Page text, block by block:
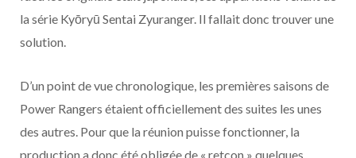
la série Kyōryū Sentai Zyuranger. Il fallait donc trouver une
solution.
D’un point de vue chronologique, les premières saisons de
Power Rangers étaient officiellement des suites les unes
des autres. Pour que la réunion puisse fonctionner, la
production a donc été obligée de « retcon » quelques